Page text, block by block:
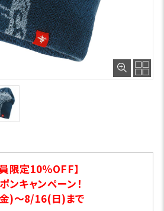
員限定10％OFF】
ンキャンペーン！
)～8/16(日)まで